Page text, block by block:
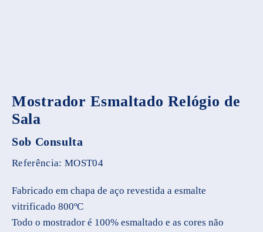
Mostrador Esmaltado Relógio de
Sala
Sob Consulta
Referência: MOST04
Fabricado em chapa de aço revestida a esmalte
vitrificado 800ºC
Todo o mostrador é 100% esmaltado e as cores não